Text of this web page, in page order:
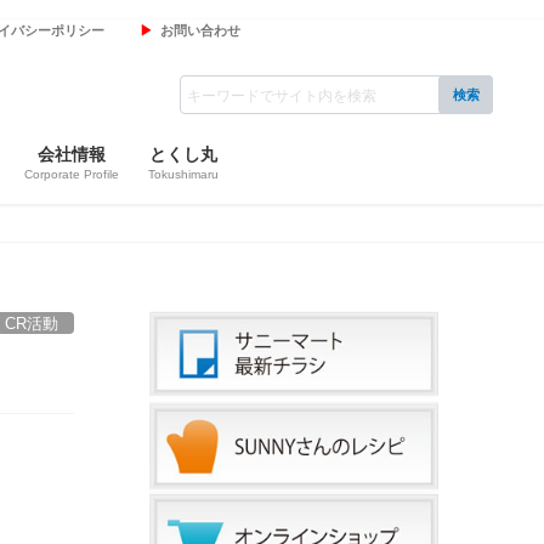
バシーポリシー お問い合わせ
会社情報
Corporate Profile
とくし丸
Tokushimaru
CR活動